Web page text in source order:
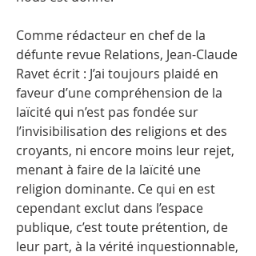
Comme rédacteur en chef de la
défunte revue Relations, Jean-Claude
Ravet écrit : J’ai toujours plaidé en
faveur d’une compréhension de la
laïcité qui n’est pas fondée sur
l’invisibilisation des religions et des
croyants, ni encore moins leur rejet,
menant à faire de la laïcité une
religion dominante. Ce qui en est
cependant exclut dans l’espace
publique, c’est toute prétention, de
leur part, à la vérité inquestionnable,